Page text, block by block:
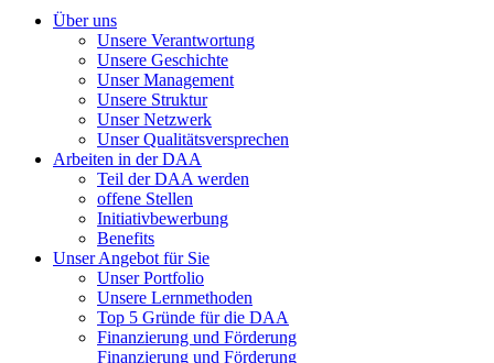
Über uns
Unsere Verantwortung
Unsere Geschichte
Unser Management
Unsere Struktur
Unser Netzwerk
Unser Qualitätsversprechen
Arbeiten in der DAA
Teil der DAA werden
offene Stellen
Initiativbewerbung
Benefits
Unser Angebot für Sie
Unser Portfolio
Unsere Lernmethoden
Top 5 Gründe für die DAA
Finanzierung und Förderung
Finanzierung und Förderung